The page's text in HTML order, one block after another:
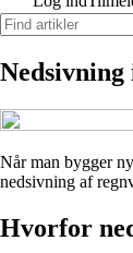
Når man bygger
nedsivning af
Hvorfor